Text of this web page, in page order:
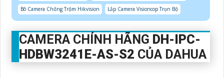
Bô Camera Chống Trộm Hikvision
Lắp Camera Visioncop Trọn Bộ
CAMERA CHÍNH HÃNG DH-IPC-
HDBW3241E-AS-S2 CỦA DAHUA